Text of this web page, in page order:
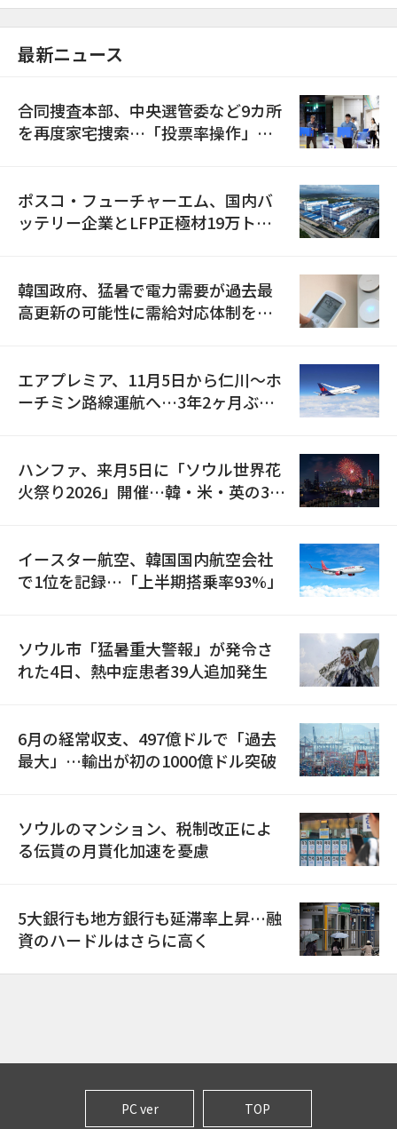
最新ニュース
合同捜査本部、中央選管委など9カ所
を再度家宅捜索…「投票率操作」の
ポスコ・フューチャーエム、国内バ
ッテリー企業とLFP正極材19万トン
韓国政府、猛暑で電力需要が過去最
高更新の可能性に需給対応体制を点
エアプレミア、11月5日から仁川〜ホ
ーチミン路線運航へ…3年2ヶ月ぶり
ハンファ、来月5日に「ソウル世界花
火祭り2026」開催…韓・米・英の3カ
イースター航空、韓国国内航空会社
で1位を記録…「上半期搭乗率93%」
ソウル市「猛暑重大警報」が発令さ
れた4日、熱中症患者39人追加発生
6月の経常収支、497億ドルで「過去
最大」…輸出が初の1000億ドル突破
ソウルのマンション、税制改正によ
る伝貰の月貰化加速を憂慮
5大銀行も地方銀行も延滞率上昇…融
資のハードルはさらに高く
PC ver TOP